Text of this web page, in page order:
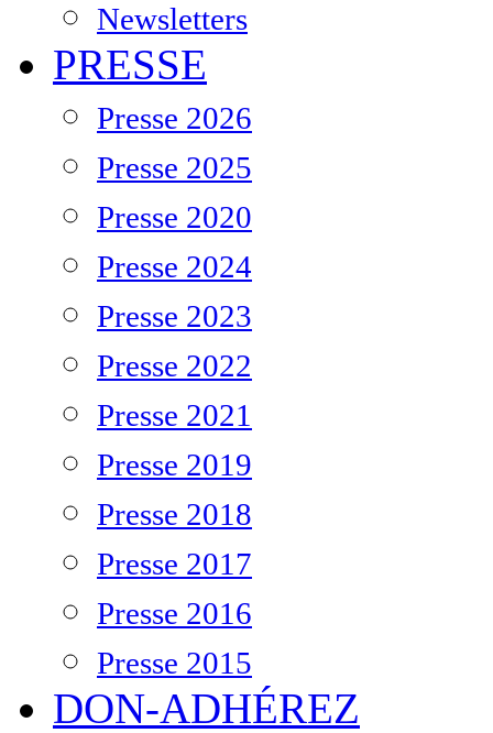
Newsletters
PRESSE
Presse 2026
Presse 2025
Presse 2020
Presse 2024
Presse 2023
Presse 2022
Presse 2021
Presse 2019
Presse 2018
Presse 2017
Presse 2016
Presse 2015
DON-ADHÉREZ